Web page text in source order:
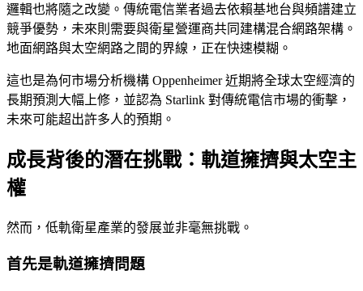
邏輯也將隨之改變。傳統電信業者過去依賴基地台與頻譜建立
競爭優勢，未來則需要與衛星營運商共同建構混合網路架構。
地面網路與太空網路之間的界線，正在快速模糊。
這也是為何市場分析機構 Oppenheimer 近期將全球太空經濟的
長期預測大幅上修，並認為 Starlink 對傳統電信市場的衝擊，
未來可能超出許多人的預期。
成長背後的潛在挑戰：軌道擁擠與太空主
權
然而，低軌衛星產業的發展並非毫無挑戰。
首先是軌道擁擠問題